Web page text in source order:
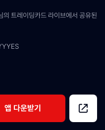
트레이딩카드 라이브에서 공유된
앱 다운받기